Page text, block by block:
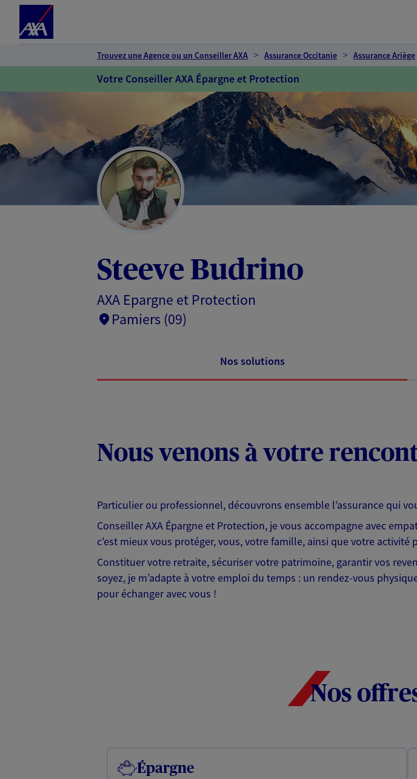
Trouvez une Agence ou un Conseiller AXA Assurance Occitanie Assurance Ariège
Votre Conseiller AXA Épargne et Protection
Steeve Budrino
AXA Epargne et Protection
Pamiers (09)
Nos solutions
Nous venons à votre
Particulier ou professionnel, découvrons ensemble l’assurance qui
Conseiller AXA Épargne et Protection, je vous accompagne avec
c'est mieux vous protéger, vous, votre famille, ainsi que votre activité
Constituer votre retraite, sécuriser votre patrimoine, garantir vos
soyez, je m’adapte à votre emploi du temps : un rendez-vous
pour échanger avec vous !
Nos
Épargne